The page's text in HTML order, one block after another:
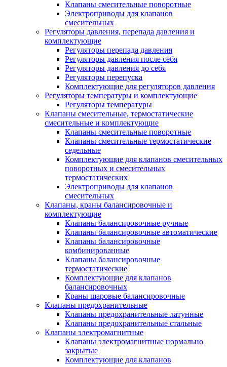
Клапаны смесительные поворотные
Электроприводы для клапанов
смесительных
Регуляторы давления, перепада давления и
комплектующие
Регуляторы перепада давления
Регуляторы давления после себя
Регуляторы давления до себя
Регуляторы перепуска
Комплектующие для регуляторов давления
Регуляторы температуры и комплектующие
Регуляторы температуры
Клапаны смесительные, термостатические
смесительные и комплектующие
Клапаны смесительные поворотные
Клапаны смесительные термостатические
седельные
Комплектующие для клапанов смесительных
поворотных и смесительных
термостатических
Электроприводы для клапанов
смесительных
Клапаны, краны балансировочные и
комплектующие
Клапаны балансировочные ручные
Клапаны балансировочные автоматические
Клапаны балансировочные
комбинированные
Клапаны балансировочные
термостатические
Комплектующие для клапанов
балансировочных
Краны шаровые балансировочные
Клапаны предохранительные
Клапаны предохранительные латунные
Клапаны предохранительные стальные
Клапаны электромагнитные
Клапаны электромагнитные нормально
закрытые
Комплектующие для клапанов